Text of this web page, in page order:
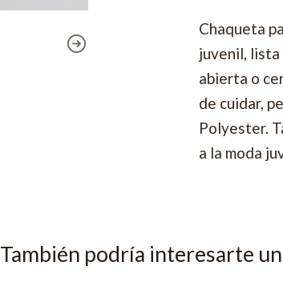
Chaqueta
juvenil, lista
abierta o
de cuidar,
Polyester.
a la moda
También podría interesarte